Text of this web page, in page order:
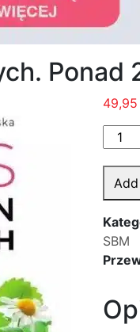
Ponad
49,95
ilość
Atlas
roślin
230
SBM